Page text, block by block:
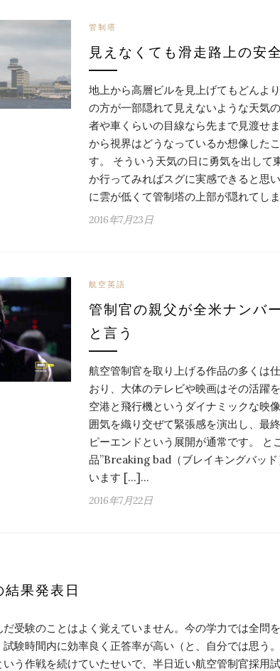
管制塔
見えなくても滑走路上の安
地上から高層ビルを見上げてもどんよ
の方が一部隠れて見えないような天気
者や車くらいの目線なら先まで見渡せ
から視界はどうなっているか想像した
す。 そういう天気の日に勇気を出して
か行ってみればスグに実感できると思
に雲が低くて管制塔の上部が隠れてし
2016年7月23日
航空英語
管制官の親父が全米ナンバ
と言う
航空管制官を取り上げる作品の多くは
おり、大体のテレビや映画はその活躍
空港と飛行機というダイナミックな映
囲気を織り交ぜて緊張感を演出し、最
ピーエンドという展開が通常です。 と
品”Breaking bad（ブレイキングバッ
います […]…
2016年7月22日
果発表日
受験のことはよく覚えていません。今の学力では全問
験時間内に効率良く正答率が高い（と、自分では思う
う作戦を続けていたせいで、半日近い航空管制官採用